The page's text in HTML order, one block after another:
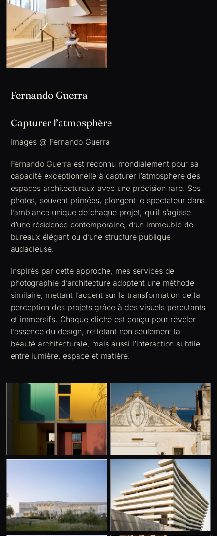
Fernando Guerra
Capturer l’atmosphère
Images @ Fernando Guerra
Fernando Guerra est reconnu mondialement pour sa
capacité exceptionnelle à capturer l’atmosphère des
espaces architecturaux avec une précision rare. Ses
photos, souvent primées, plongent le spectateur dans
l’ambiance unique de chaque projet, qu’il s’agisse
d’une résidence contemporaine, d’un immeuble de
bureaux élégant ou d’une structure publique
audacieuse.
Inspirés par cette approche, mes services de
photographie d’architecture adoptent une méthode
similaire, mettant l’accent sur la transformation de la
perception des projets grâce à des visuels percutants
et immersifs. Chaque cliché est conçu pour révéler
l’essence du design, reflétant non seulement la
beauté architecturale, mais aussi l’interaction subtile
entre lumière, espace et matière.